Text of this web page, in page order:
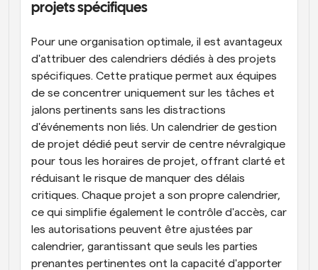
projets spécifiques
Pour une organisation optimale, il est avantageux
d'attribuer des calendriers dédiés à des projets
spécifiques. Cette pratique permet aux équipes
de se concentrer uniquement sur les tâches et
jalons pertinents sans les distractions
d'événements non liés. Un calendrier de gestion
de projet dédié peut servir de centre névralgique
pour tous les horaires de projet, offrant clarté et
réduisant le risque de manquer des délais
critiques. Chaque projet a son propre calendrier,
ce qui simplifie également le contrôle d'accès, car
les autorisations peuvent être ajustées par
calendrier, garantissant que seuls les parties
prenantes pertinentes ont la capacité d'apporter